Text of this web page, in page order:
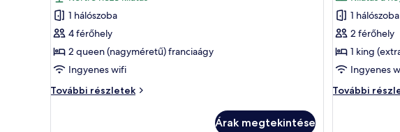
összes
képének
megtekintése:
Deluxe
szoba
1 hálószoba
4 férőhely
2 queen (nagyméretű) franciaágy
Ingyenes wifi
További részletek
Deluxe
Árak megtekintése
összes
képének
Prémium
1 hálószoba
2 férőhely
1 king
Ingyenes
További
Prémium